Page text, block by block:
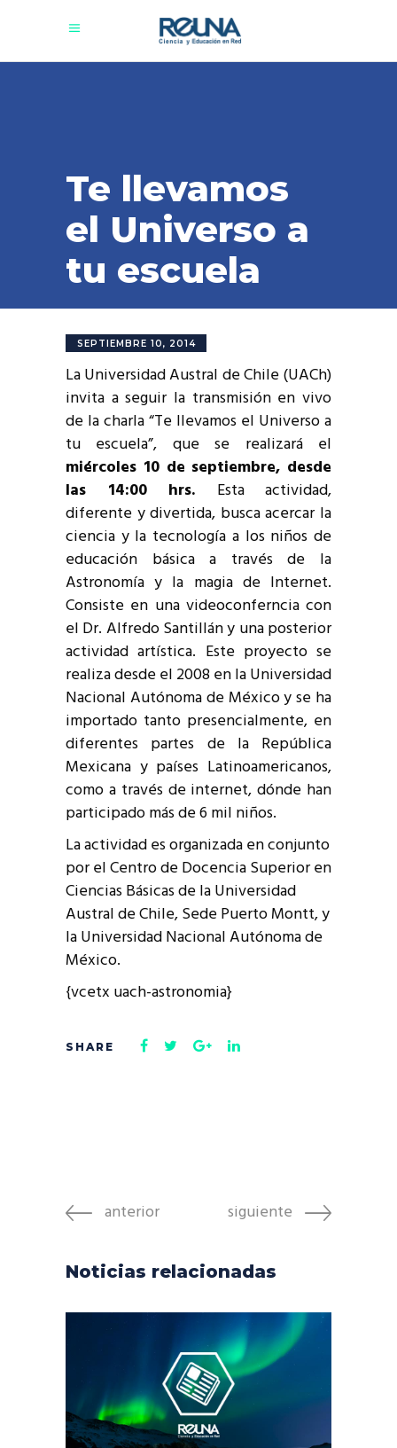
Te llevamos
el Universo a
tu escuela
SEPTIEMBRE 10, 2014
La Universidad Austral de Chile (UACh)
invita a seguir la transmisión en vivo
de la charla “Te llevamos el Universo a
tu escuela”, que se realizará el
miércoles 10 de septiembre, desde
las 14:00 hrs. Esta actividad,
diferente y divertida, busca acercar la
ciencia y la tecnología a los niños de
educación básica a través de la
Astronomía y la magia de Internet.
Consiste en una videoconferncia con
el Dr. Alfredo Santillán y una posterior
actividad artística. Este proyecto se
realiza desde el 2008 en la Universidad
Nacional Autónoma de México y se ha
importado tanto presencialmente, en
diferentes partes de la República
Mexicana y países Latinoamericanos,
como a través de internet, dónde han
participado más de 6 mil niños.
La actividad es organizada en conjunto
por el Centro de Docencia Superior en
Ciencias Básicas de la Universidad
Austral de Chile, Sede Puerto Montt, y
la Universidad Nacional Autónoma de
México.
{vcetx uach-astronomia}
anterior siguiente
Noticias relacionadas